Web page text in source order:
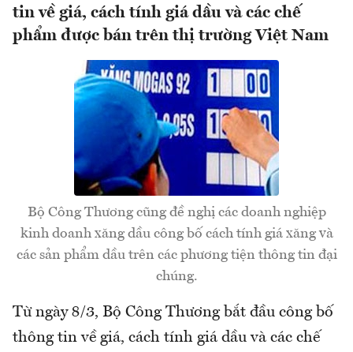
tin về giá, cách tính giá dầu và các chế
phẩm được bán trên thị trường Việt Nam
Bộ Công Thương cũng đề nghị các doanh nghiệp
kinh doanh xăng dầu công bố cách tính giá xăng và
các sản phẩm dầu trên các phương tiện thông tin đại
chúng.
Từ ngày 8/3, Bộ Công Thương bắt đầu công bố
thông tin về giá, cách tính giá dầu và các chế